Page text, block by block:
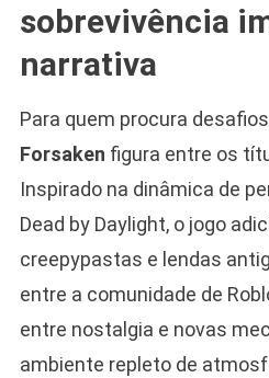
sobrevivência
narrativa
Para quem procura
Forsaken figura entre os
Inspirado na dinâmica de
Dead by Daylight, o jogo
creepypastas e lendas
entre a comunidade de
entre nostalgia e novas
ambiente repleto de